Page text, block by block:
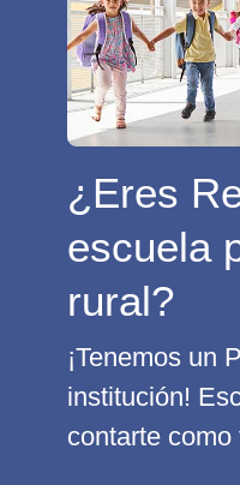
¿Eres
escuela
rural?
¡Tenemos un
institución!
contarte como